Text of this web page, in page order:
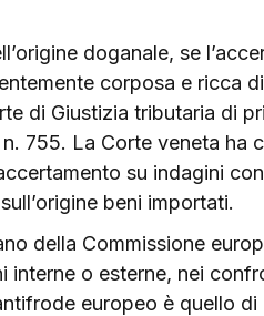
doganale, se
corposa e ricca
di Giustizia tributaria di
755. La Corte veneta ha
su indagini
beni importati.
della Commissione
interne o esterne, nei
europeo è quello